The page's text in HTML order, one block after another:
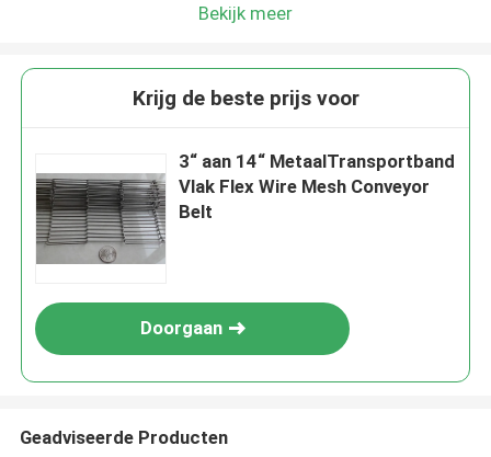
Bekijk meer
Krijg de beste prijs voor
3“ aan 14“ MetaalTransportband
Vlak Flex Wire Mesh Conveyor
Belt
Doorgaan
Geadviseerde Producten